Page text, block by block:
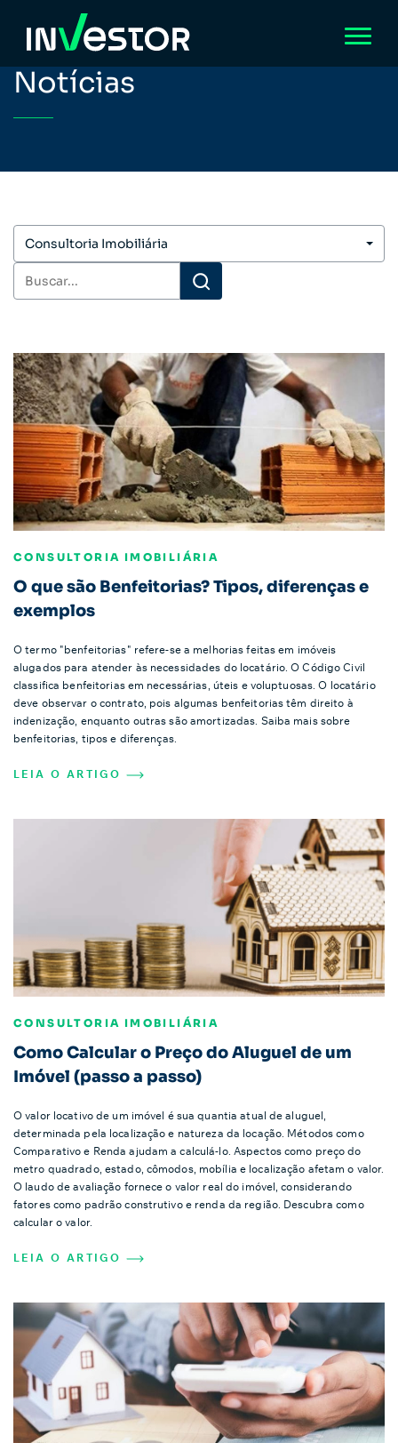
Notícias
Consultoria Imobiliária
CONSULTORIA IMOBILIÁRIA
O que são Benfeitorias? Tipos, diferenças e
exemplos
O termo "benfeitorias" refere-se a melhorias feitas em imóveis
alugados para atender às necessidades do locatário. O Código Civil
classifica benfeitorias em necessárias, úteis e voluptuosas. O locatário
deve observar o contrato, pois algumas benfeitorias têm direito à
indenização, enquanto outras são amortizadas. Saiba mais sobre
benfeitorias, tipos e diferenças.
LEIA O ARTIGO
CONSULTORIA IMOBILIÁRIA
Como Calcular o Preço do Aluguel de um
Imóvel (passo a passo)
O valor locativo de um imóvel é sua quantia atual de aluguel,
determinada pela localização e natureza da locação. Métodos como
Comparativo e Renda ajudam a calculá-lo. Aspectos como preço do
metro quadrado, estado, cômodos, mobília e localização afetam o valor.
O laudo de avaliação fornece o valor real do imóvel, considerando
fatores como padrão construtivo e renda da região. Descubra como
calcular o valor.
LEIA O ARTIGO